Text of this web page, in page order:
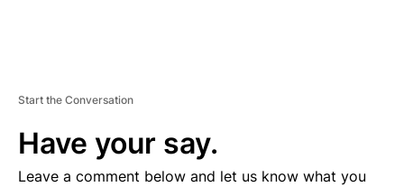
Start the Conversation
Have your say.
Leave a comment below and let us know what you